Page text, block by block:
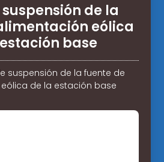
de la
eólica
base
suspensión de la fuente de
de la estación base